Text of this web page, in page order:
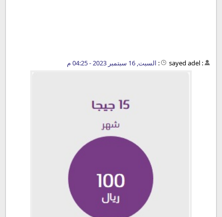
:
sayed adel
: السبت, 16 سبتمبر 2023 - 04:25 م